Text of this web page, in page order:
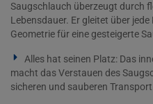
Saugschlauch überzeugt durch
Lebensdauer. Er gleitet über
Geometrie für eine gesteigerte
Alles hat seinen Platz: Das
macht das Verstauen des
sicheren und sauberen Transport.